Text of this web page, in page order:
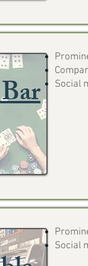
Social
Social